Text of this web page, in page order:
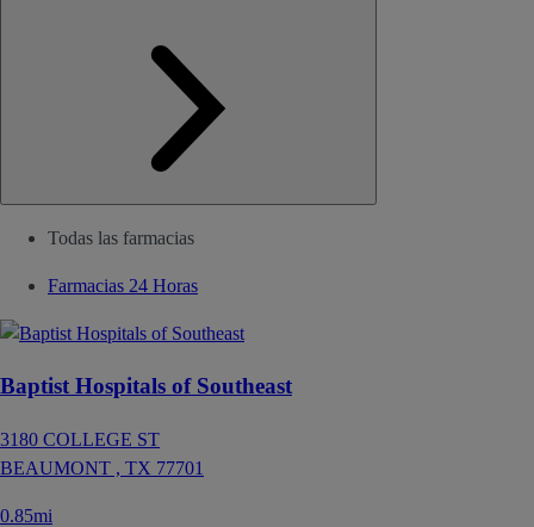
Todas las farmacias
Farmacias 24 Horas
Baptist Hospitals of Southeast
3180 COLLEGE ST
BEAUMONT , TX 77701
0.85mi